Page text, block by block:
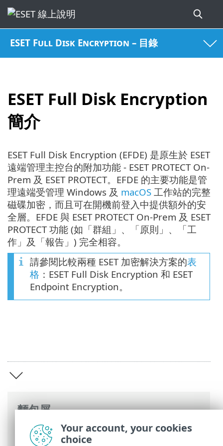
ESET Full Disk Encryption – 目錄
ESET Full Disk Encryption
簡介
麵包屑
ESET 線上說明>ESET Full Disk Encryption
ESET Full Disk Encryption 簡介
ESET Full Disk Encryption (EFDE) 是原生於 ESET
遠端管理主控台的附加功能 - ESET PROTECT On-
Prem 及 ESET PROTECT。EFDE 的主要功能是管
理遠端受管理 Windows 及 macOS 工作站的完整
磁碟加密，而且可在開機前登入中提供額外的安
全層。EFDE 與 ESET PROTECT On-Prem 及 ESET
PROTECT 功能 (如「群組」、「原則」、「工
作」及「報告」) 完全相容。
請參閱比較兩種 ESET 加密解決方案的表
格 ：ESET Full Disk Encryption 和 ESET
Endpoint Encryption。
Your account, your cookies
choice